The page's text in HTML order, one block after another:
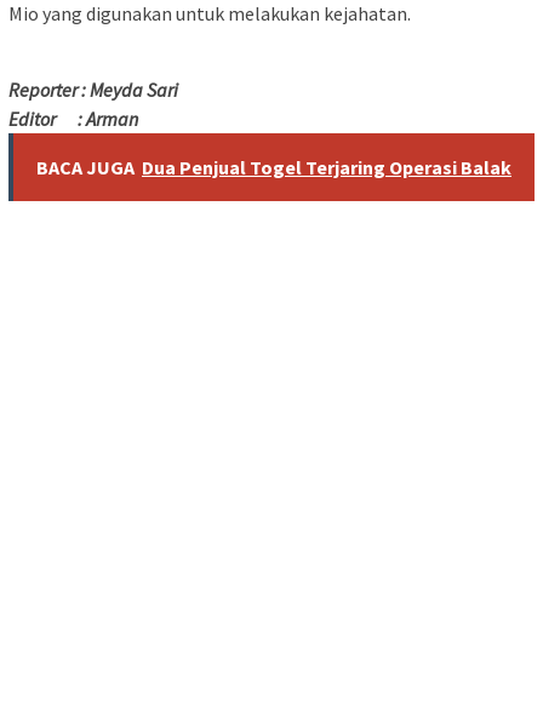
Mio yang digunakan untuk melakukan kejahatan.
Reporter : Meyda Sari
Editor : Arman
BACA JUGA Dua Penjual Togel Terjaring Operasi Balak